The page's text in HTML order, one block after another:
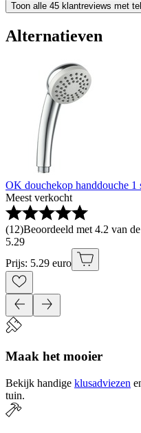
Toon alle 45 klantreviews met
Alternatieven
OK douchekop handdouche 1
Meest verkocht
(12)Beoordeeld met 4.2 van
5.29
Prijs: 5.29 euro
Maak het mooier
Bekijk handige klusadviezen
tuin.